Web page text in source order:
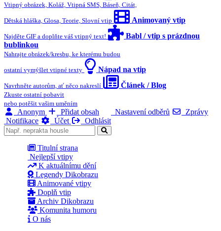
Vtipný obrázek, Koláž, Vtipná SMS, Báseň, Citát,
Dětská hláška, Glosa, Teorie, Slovní vtip Animovaný vtip
Najděte GIF a doplňte váš vtipný text!
Babl / vtip s prázdnou
bublinkou
Nahrajte obrázek/kresbu, ke kterému budou
ostatní vymýšlet vtipné texty Nápad na vtip
Navrhněte autorům, ať něco nakreslí Článek / Blog
Zkuste ostatní pobavit
nebo potěšit vašim uměním
Anonym Přidat obsah Nastavení odběrů
Zprávy
Notifikace
Účet Odhlásit
Titulní strana
Nejlepší vtipy
K aktuálnímu dění
Legendy Dikobrazu
Animované vtipy
Doplň vtip
Archiv Dikobrazu
Komunita humoru
O nás